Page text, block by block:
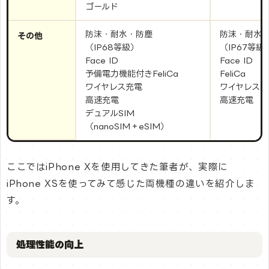
ゴールド
その他
防沫・耐水・防塵
（IP68等級）
Face ID
予備電力機能付きFeliCa
ワイヤレス充電
高速充電
デュアルSIM
（nanoSIM＋eSIM）
防沫・耐水
（IP67等級
Face ID
FeliCa
ワイヤレス
高速充電
ここではiPhone Xを使用してきた筆者が、実際に
iPhone XSを使ってみて感じた両機種の違いを紹介しま
す。
処理性能の向上